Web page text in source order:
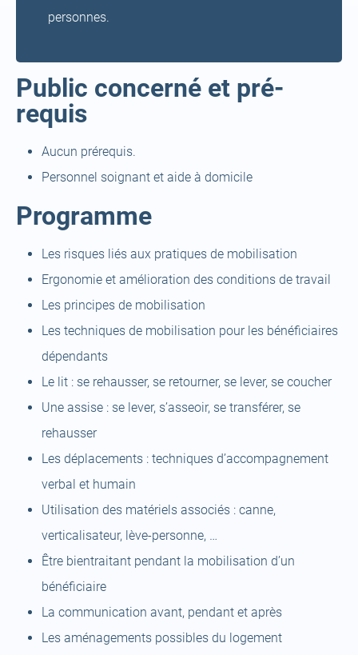
personnes.
Public concerné et pré-
requis
Aucun prérequis.
Personnel soignant et aide à domicile
Programme
Les risques liés aux pratiques de mobilisation
Ergonomie et amélioration des conditions de travail
Les principes de mobilisation
Les techniques de mobilisation pour les bénéficiaires
dépendants
Le lit : se rehausser, se retourner, se lever, se coucher
Une assise : se lever, s’asseoir, se transférer, se
rehausser
Les déplacements : techniques d’accompagnement
verbal et humain
Utilisation des matériels associés : canne,
verticalisateur, lève-personne, …
Être bientraitant pendant la mobilisation d’un
bénéficiaire
La communication avant, pendant et après
Les aménagements possibles du logement